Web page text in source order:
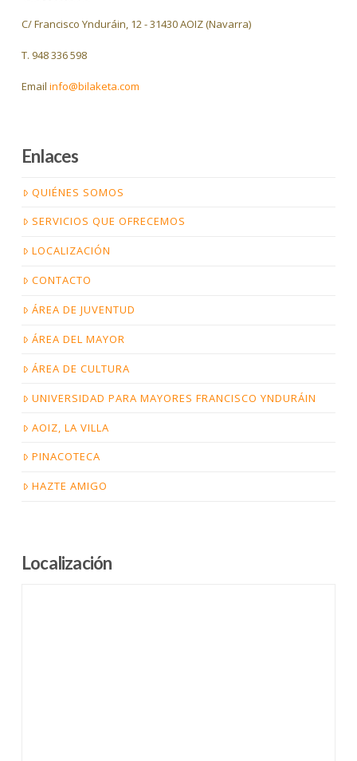
C/ Francisco Ynduráin, 12 - 31430 AOIZ (Navarra)
T. 948 336 598
Email info@bilaketa.com
Enlaces
QUIÉNES SOMOS
SERVICIOS QUE OFRECEMOS
LOCALIZACIÓN
CONTACTO
ÁREA DE JUVENTUD
ÁREA DEL MAYOR
ÁREA DE CULTURA
UNIVERSIDAD PARA MAYORES FRANCISCO YNDURÁIN
AOIZ, LA VILLA
PINACOTECA
HAZTE AMIGO
Localización